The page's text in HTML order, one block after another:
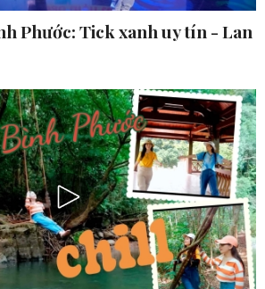
Phước: Tick xanh uy tín - Lan